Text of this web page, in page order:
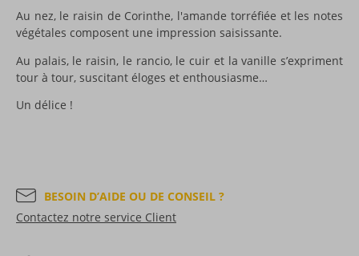
Au nez, le raisin de Corinthe, l'amande torréfiée et les notes
végétales composent une impression saisissante.
Au palais, le raisin, le rancio, le cuir et la vanille s’expriment
tour à tour, suscitant éloges et enthousiasme…
Un délice !
BESOIN D’AIDE OU DE CONSEIL ?
Contactez notre service Client